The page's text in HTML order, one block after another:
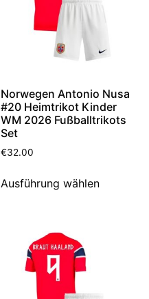
Norwegen Antonio Nusa
#20 Heimtrikot Kinder
WM 2026 Fußballtrikots
Set
€32.00
Ausführung wählen